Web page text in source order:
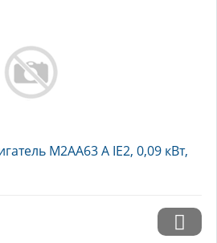
M2AA63 A IE2, 0,09 кВт,